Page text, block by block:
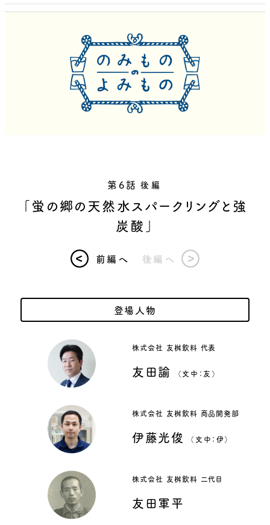
第6話 後編
「蛍の郷の天然水スパークリングと強
炭酸」
前編へ 後編へ
登場人物
株式会社 友桝飲料 代表
友田諭 （文中：友）
株式会社 友桝飲料 商品開発部
伊藤光俊 （文中：伊）
株式会社 友桝飲料 二代目
友田軍平